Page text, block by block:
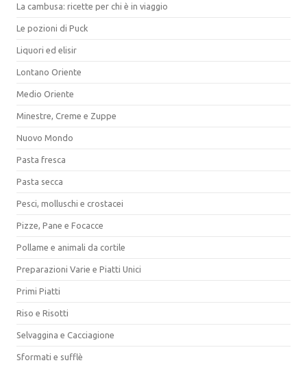
La cambusa: ricette per chi è in viaggio
Le pozioni di Puck
Liquori ed elisir
Lontano Oriente
Medio Oriente
Minestre, Creme e Zuppe
Nuovo Mondo
Pasta fresca
Pasta secca
Pesci, molluschi e crostacei
Pizze, Pane e Focacce
Pollame e animali da cortile
Preparazioni Varie e Piatti Unici
Primi Piatti
Riso e Risotti
Selvaggina e Cacciagione
Sformati e sufflè